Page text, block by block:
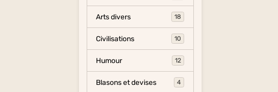
Arts divers 18
Civilisations 10
Humour 12
Blasons et devises 4